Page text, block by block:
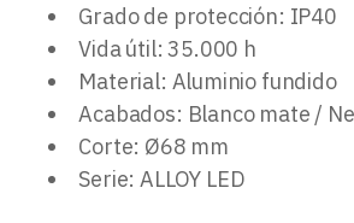
Grado de protección: IP40
Vida útil: 35.000 h
Material: Aluminio fundido
Acabados: Blanco mate /
Corte: Ø68 mm
Serie: ALLOY LED